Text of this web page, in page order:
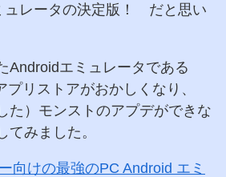
ュレータの決定版！ だと思い
Androidエミュレータである
プリストアがおかしくなり、
た）モンストのアプデができな
てみました。
向けの最強のPC Android エミ